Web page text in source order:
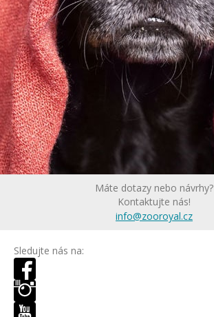
Máte dotazy nebo návrhy?
Kontaktujte nás!
info@zooroyal.cz
Sledujte nás na: